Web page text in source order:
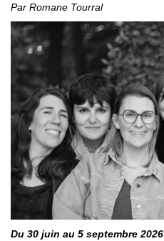
Par Romane Tourral
Du 30 juin au 5 septembre 2026